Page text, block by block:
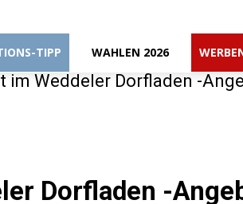
TIPP WAHLEN 2026
im Weddeler Dorfladen -
Dorfladen -